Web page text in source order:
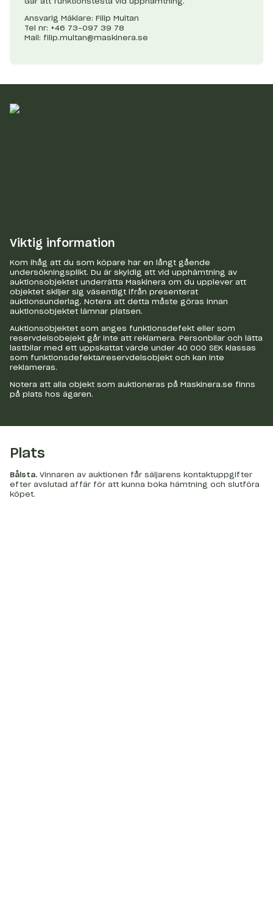
Ansvarig Mäklare: Filip Multan
Tel nr: +46 73-097 39 78
Mail: filip.multan@maskinera.se
Viktig information
Kom ihåg att du som köpare har en långt gående
undersökningsplikt. Du är skyldig att vid upphämtning av
auktionsobjektet underrätta Maskinera om du upplever att
objektet skiljer sig väsentligt ifrån presenterat
auktionsunderlag. Notera att detta måste göras innan
auktionsobjektet lämnar platsen.
Auktionsobjektet som anges funktionsdefekt eller som
reservdelsobejekt går inte att reklamera. Personbilar och lätta
lastbilar med ett uppskattat värde under 40 000 SEK klassas
som funktionsdefekta/reservdelsobjekt och kan inte
reklameras.
Notera att alla objekt som auktioneras på Maskinera.se finns
på plats hos ägaren.
Plats
Bålsta. Vinnaren av auktionen får säljarens kontaktuppgifter
efter avslutad affär för att kunna boka hämtning och slutföra
köpet.